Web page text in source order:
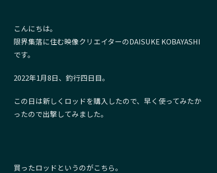
こんにちは。
限界集落に住む映像クリエイターのDAISUKE KOBAYASHI
です。
2022年1月8日、釣行四日目。
この日は新しくロッドを購入したので、早く使ってみたか
ったので出撃してみました。
買ったロッドというのがこちら。